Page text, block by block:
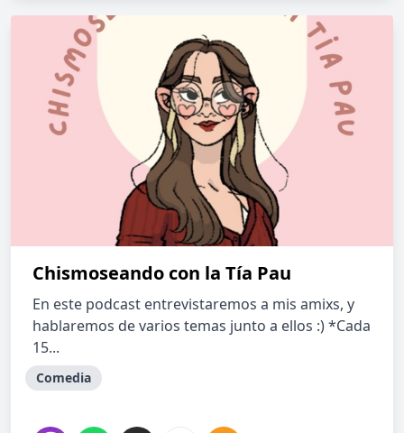
Chismoseando con la Tía Pau
En este podcast entrevistaremos a mis amixs, y
hablaremos de varios temas junto a ellos :) *Cada
15...
Comedia